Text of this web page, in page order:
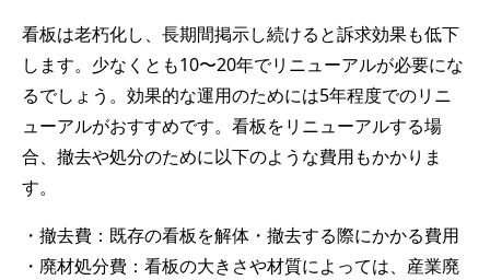
看板は老朽化し、長期間掲示し続けると訴求効果も低下
します。少なくとも10〜20年でリニューアルが必要にな
るでしょう。効果的な運用のためには5年程度でのリニ
ューアルがおすすめです。看板をリニューアルする場
合、撤去や処分のために以下のような費用もかかりま
す。
・撤去費：既存の看板を解体・撤去する際にかかる費用
・廃材処分費：看板の大きさや材質によっては、産業廃